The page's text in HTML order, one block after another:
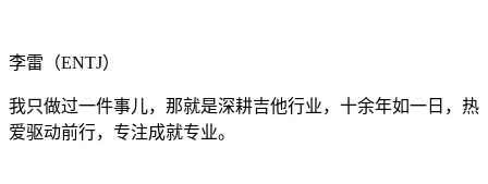
李雷（ENTJ）
我只做过一件事儿，那就是深耕吉他行业，十余年如一日，热
爱驱动前行，专注成就专业。